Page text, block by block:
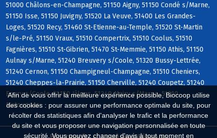
Afin de vous offrir la meilleure expérience possible, Biocoop utilise
des cookies : pour assurer une performance optimale du site, pour
récolter des statistiques afin d'analyser le trafic et la performance
du site et vous proposer une navigation personnalisée en toute
sécurité. Vous pouvez changer d'avis à tout moment en
51000 Châlons-en-Champagne, 51150 Aigny, 51150 Condé s/Marne,
51150 Isse, 51150 Juvigny, 51520 La Veuve, 51400 Les Grandes-
Loges, 51520 Recy, 51460 St-Etienne-au-Temple, 51520 St-Martin
s/le-Pré, 51150 Vraux, 51510 Compertrix, 51510 Coolus, 51510
Fagnières, 51510 St-Gibrien, 51470 St-Memmie, 51150 Athis, 51150
Aulnay s/Marne, 51240 Breuvery s/Coole, 51320 Bussy-Lettrée,
51240 Cernon, 51150 Champigneul-Champagne, 51510 Cheniers,
51240 Cheppes-la-Prairie, 51150 Cherville, 51240 Coupetz, 51240
Ecury s/Coole, 51150 Jâlons, 51240 Mairy s/Marne, 51510
Matougues